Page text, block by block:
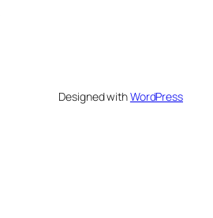
Designed withWordPress